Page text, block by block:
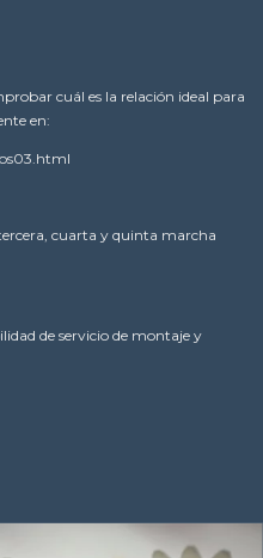
cuál es la relación ideal para
en:
cuarta y quinta marcha
de servicio de montaje y